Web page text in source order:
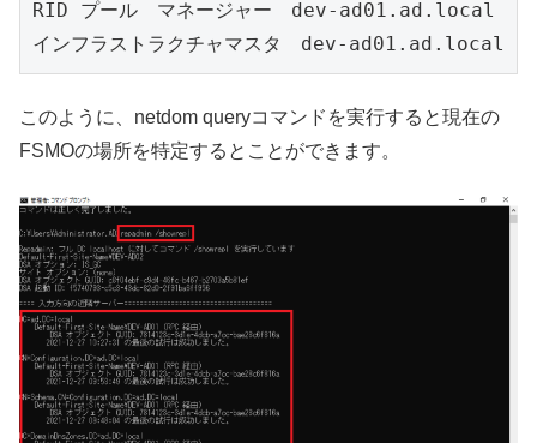
RID プール　マネージャー　dev-ad01.ad.local
インフラストラクチャマスタ　dev-ad01.ad.local
このように、netdom queryコマンドを実行すると現在の
FSMOの場所を特定するとことができます。